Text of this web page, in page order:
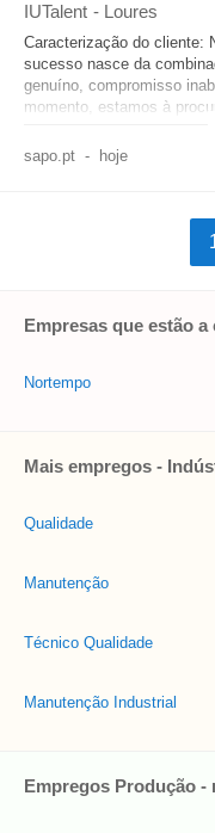
IUTalent - Loures
Caracterização do cliente:
sucesso nasce da
genuíno, compromisso
momento, estamos à
sapo.pt - hoje
Empresas que estão
Nortempo
Mais empregos -
Qualidade
Manutenção
Técnico Qualidade
Manutenção Industrial
Empregos Produção -